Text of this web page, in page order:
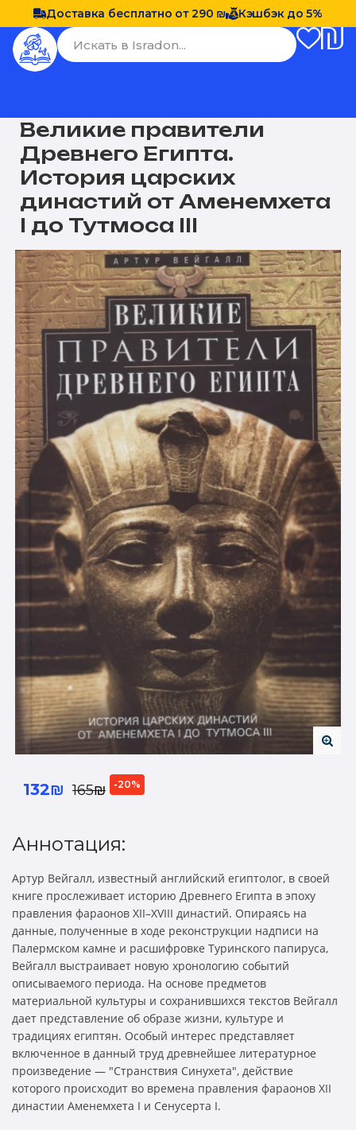
Доставка бесплатно от 290 ₪ Кэшбэк до 5%
Великие правители
Древнего Египта.
История царских
династий от Аменемхета
I до Тутмоса III
132₪ 165₪ -20%
Аннотация:
Артур Вейгалл, известный английский египтолог, в своей
книге прослеживает историю Древнего Египта в эпоху
правления фараонов XII–XVIII династий. Опираясь на
данные, полученные в ходе реконструкции надписи на
Палермском камне и расшифровке Туринского папируса,
Вейгалл выстраивает новую хронологию событий
описываемого периода. На основе предметов
материальной культуры и сохранившихся текстов Вейгалл
дает представление об образе жизни, культуре и
традициях египтян. Особый интерес представ­ляет
включенное в данный труд древнейшее литературное
произведение — "Странствия Синухета", действие
которого происходит во времена правления фараонов XII
династии Аменемхета I и Сенусерта I.